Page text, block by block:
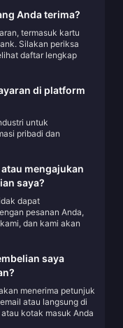
Anda terima?
termasuk kartu
Silakan periksa
daftar lengkap
di platform
untuk
pribadi dan
mengajukan
saya?
dapat
pesanan Anda,
dan kami akan
saya
menerima petunjuk
atau langsung di
kotak masuk Anda